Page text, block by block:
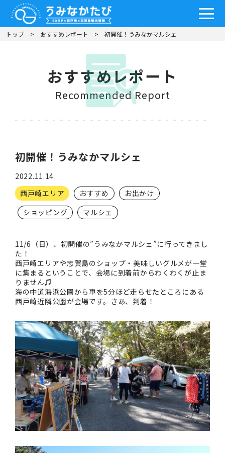
トップ おすすめレポート 初開催！うみなかマルシェ
おすすめレポート
Recommended Report
初開催！うみなかマルシェ
2022.11.14
西戸崎エリア
おすすめ
お出かけ
ショッピング
マルシェ
11/6（日）、初開催の”うみなかマルシェ”に行ってきまし
た！
西戸崎エリアや志賀島のショップ・美味しいグルメが一堂
に集まるということで、会場に到着前からわくわくが止ま
りません♫
海の中道海浜公園から車を5分ほど走らせたところにある
西戸崎近隣公園が会場です。さあ、到着！